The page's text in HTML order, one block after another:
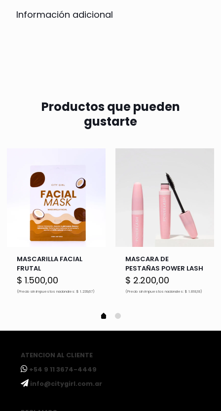
Información adicional
Productos que pueden
gustarte
MASCARILLA FACIAL
FRUTAL
$ 1.500,00
(Precio sin impuestos nacionales: $ 1.239,67)
MASCARA DE
PESTAÑAS POWER LASH
$ 2.200,00
(Precio sin impuestos nacionales: $ 1.818,18)
ATENCION AL CLIENTE
ㅤ+54 9 11 3674-4449
ㅤinfo@citygirl.com.ar